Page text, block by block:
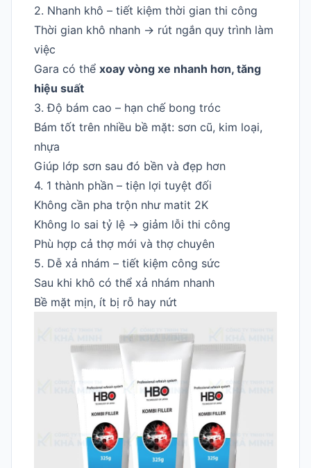
2. Nhanh khô – tiết kiệm thời gian thi công
Thời gian khô nhanh -> rút ngắn quy trình làm
việc
Gara có thể xoay vòng xe nhanh hơn, tăng
hiệu suất
3. Độ bám cao – hạn chế bong tróc
Bám tốt trên nhiều bề mặt: sơn cũ, kim loại,
nhựa
Giúp lớp sơn sau đó bền và đẹp hơn
4. 1 thành phần – tiện lợi tuyệt đối
Không cần pha trộn như matit 2K
Không lo sai tỷ lệ -> giảm lỗi thi công
Phù hợp cả thợ mới và thợ chuyên
5. Dễ xả nhám – tiết kiệm công sức
Sau khi khô có thể xả nhám nhanh
Bề mặt mịn, ít bị rỗ hay nứt